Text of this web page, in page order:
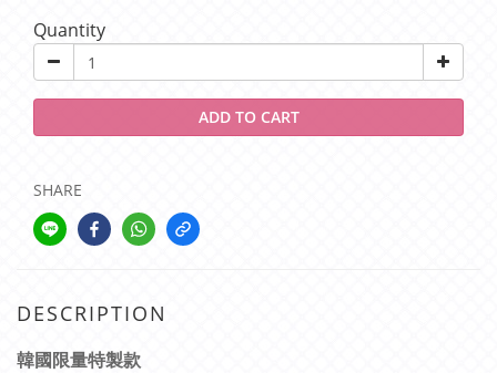
Quantity
ADD TO CART
SHARE
DESCRIPTION
韓國限量特製款